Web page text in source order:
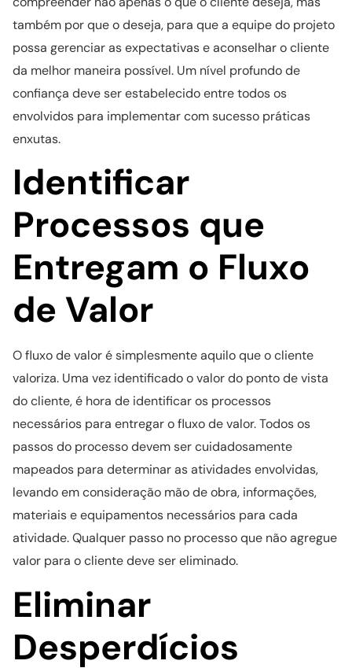
também por que o deseja, para que a equipe do projeto
possa gerenciar as expectativas e aconselhar o cliente
da melhor maneira possível. Um nível profundo de
confiança deve ser estabelecido entre todos os
envolvidos para implementar com sucesso práticas
enxutas.
Identificar
Processos que
Entregam o Fluxo
de Valor
O fluxo de valor é simplesmente aquilo que o cliente
valoriza. Uma vez identificado o valor do ponto de vista
do cliente, é hora de identificar os processos
necessários para entregar o fluxo de valor. Todos os
passos do processo devem ser cuidadosamente
mapeados para determinar as atividades envolvidas,
levando em consideração mão de obra, informações,
materiais e equipamentos necessários para cada
atividade. Qualquer passo no processo que não agregue
valor para o cliente deve ser eliminado.
Eliminar
Desperdícios